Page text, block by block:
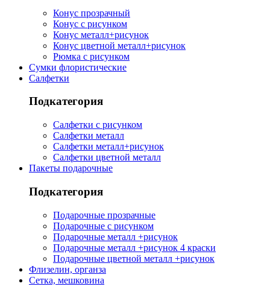
Конус прозрачный
Конус с рисунком
Конус металл+рисунок
Конус цветной металл+рисунок
Рюмка с рисунком
Сумки флористические
Салфетки
Подкатегория
Салфетки с рисунком
Салфетки металл
Салфетки металл+рисунок
Салфетки цветной металл
Пакеты подарочные
Подкатегория
Подарочные прозрачные
Подарочные с рисунком
Подарочные металл +рисунок
Подарочные металл +рисунок 4 краски
Подарочные цветной металл +рисунок
Флизелин, органза
Сетка, мешковина